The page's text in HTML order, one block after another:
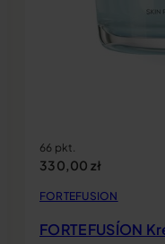
66 pkt.
330,00 zł
FORTEFUSION
FORTEFUSÍON